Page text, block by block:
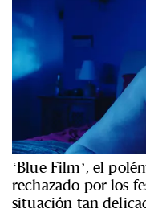
‘Blue Film’, el
rechazado por los
situación tan